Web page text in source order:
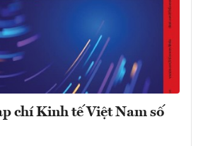
chí Kinh tế Việt Nam số